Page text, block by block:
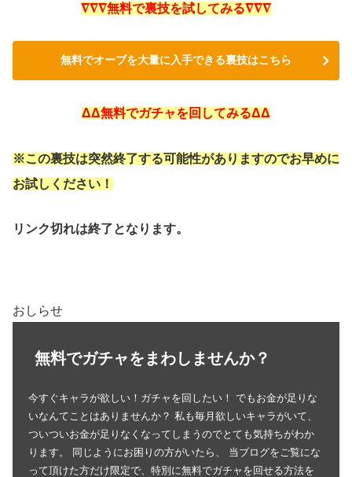
∇∇∇無料で裏技を試してみる∇∇∇
無料でオーブを大量に入手できる裏技はこちら
ΔΔ無料でガチャを回してみるΔΔ
※この裏技は突然終了する可能性がありますのでお早めに
お試しください！
リンク切れは終了となります。
おしらせ
無料でガチャをまわしませんか？
今すぐキャラが欲しい！ガチャを回したい！ でもお金が足りな
いなんてことはありませんか？ 私も毎月欲しいキャラがいて、
ついついお金が足りなくなってしまうのでとても気持ちがわか
ります。 同じようにお困りの方がいたら、 当ブログをご覧にな
って頂けた方だけ限定で、特別に無料でガチャを回せる方法を